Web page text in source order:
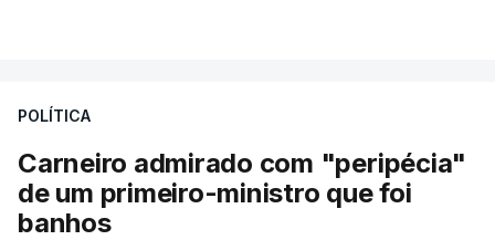
POLÍTICA
Carneiro admirado com "peripécia"
de um primeiro-ministro que foi
banhos